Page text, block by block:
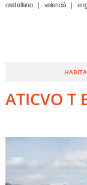
castellano valencià
ATICVO T